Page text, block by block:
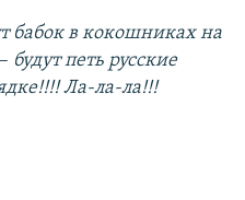
бабок в кокошниках на
–​ будут петь русские
Ла-ла-ла!!!